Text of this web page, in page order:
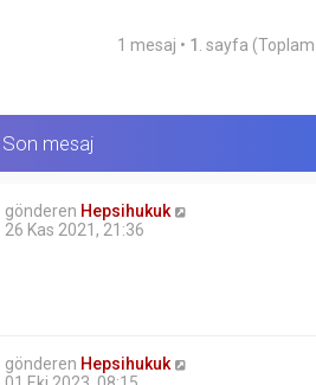
1 mesaj • 1 . sayfa (Toplam
Son mesaj
gönderen Hepsihukuk
26 Kas 2021, 21:36
gönderen Hepsihukuk